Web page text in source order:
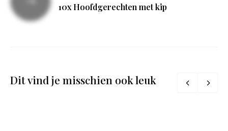
10x Hoofdgerechten met kip
Dit vind je misschien ook leuk